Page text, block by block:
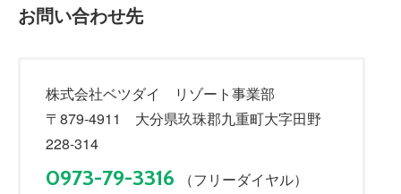
施設の利用の制限：ペット他
相互利用施設：有り 星生平（C-
4,6,7,8,9,11、A-3、H311）
お問い合わせ先
株式会社ベツダイ リゾート事業部
〒879-4911 大分県玖珠郡九重町大字田野
228-314
0973-79-3316 （フリーダイヤル）